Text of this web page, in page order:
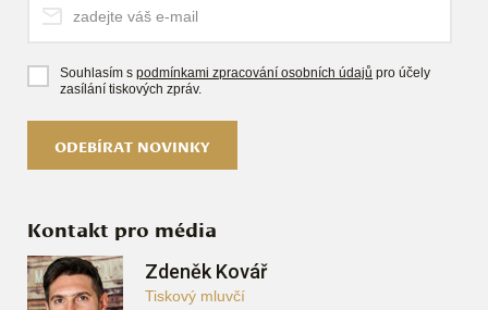
Souhlasím spodmínkami zpracování osobních údajů pro účely
zasílání tiskových zpráv.
ODEBÍRAT NOVINKY
Kontakt pro média
Zdeněk Kovář
Tiskový mluvčí